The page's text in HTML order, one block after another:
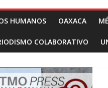
HUMANOS OAXACA
COLABORATIVO